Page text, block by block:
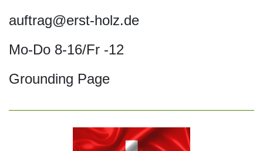
auftrag@erst-holz.de
Mo-Do 8-16/Fr -12
Grounding Page